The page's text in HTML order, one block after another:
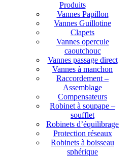
Produits
Vannes Papillon
Vannes Guillotine
Clapets
Vannes opercule
caoutchouc
Vannes passage direct
Vannes à manchon
Raccordement –
Assemblage
Compensateurs
Robinet à soupape –
soufflet
Robinets d’équilibrage
Protection réseaux
Robinets à boisseau
sphérique